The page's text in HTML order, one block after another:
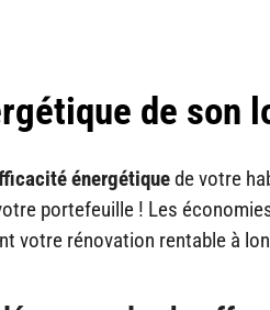
de son
énergétiquede votre
portefeuille ! Les
votre rénovation rentable à